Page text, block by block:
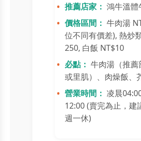
推薦店家： 鴻牛溫體
價格區間： 牛肉湯
位不同有價差), 熱炒
250, 白飯 NT$10
必點： 牛肉湯（推
或里肌）、肉燥飯、
營業時間： 凌晨
12:00 (賣完為止，建
週一休)